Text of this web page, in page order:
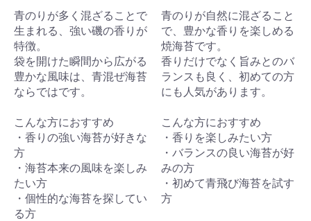
青のりが多く混ざることで
生まれる、強い磯の香りが
特徴。
袋を開けた瞬間から広がる
豊かな風味は、青混ぜ海苔
ならではです。
こんな方におすすめ
・香りの強い海苔が好きな
方
・海苔本来の風味を楽しみ
たい方
・個性的な海苔を探してい
る方
青のりが自然に混ざること
で、豊かな香りを楽しめる
焼海苔です。
香りだけでなく旨みとのバ
ランスも良く、初めての方
にも人気があります。
こんな方におすすめ
・香りを楽しみたい方
・バランスの良い海苔が好
みの方
・初めて青飛び海苔を試す
方